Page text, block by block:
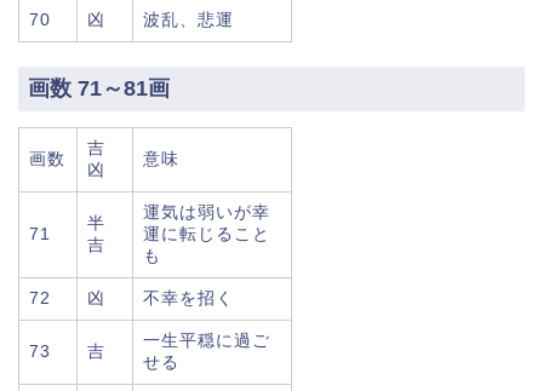
70 凶 波乱、悲運
画数 71～81画
画数
吉
凶
意味
71
半
吉
運気は弱いが幸
運に転じること
も
72 凶 不幸を招く
73 吉
一生平穏に過ご
せる